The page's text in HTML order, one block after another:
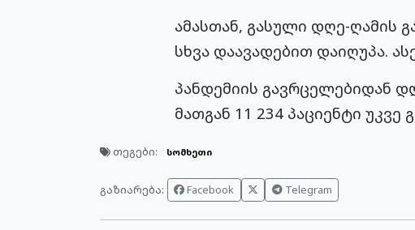
ამასთან, გასული დღე-ღამის
სხვა დაავადებით დაიღუპა.
პანდემიის გავრცელებიდან
მათგან 11 234 პაციენტი
თეგები: სომხეთი
გაზიარება: Facebook Telegram